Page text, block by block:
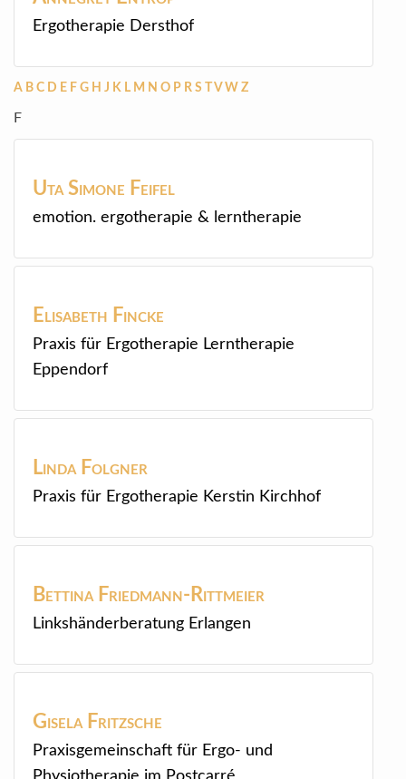
Ergotherapie Dersthof
A B C D E F G H J K L M N O P R S V W Z
F
Uta Simone Feifel
emotion. ergotherapie & lerntherapie
Elisabeth Fincke
Praxis für Ergotherapie Lerntherapie
Eppendorf
Linda Folgner
Praxis für Ergotherapie Kerstin Kirchhof
Bettina Friedmann-Rittmeier
Linkshänderberatung Erlangen
Gisela Fritzsche
Praxisgemeinschaft für Ergo- und